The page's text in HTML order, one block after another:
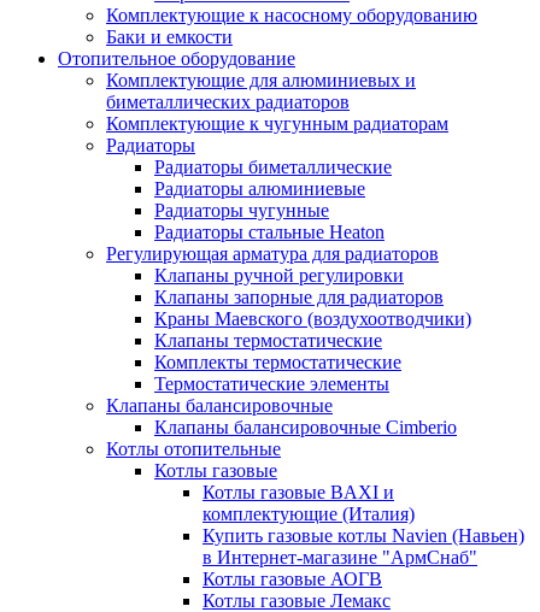
Комплектующие к насосному оборудованию
Баки и емкости
Отопительное оборудование
Комплектующие для алюминиевых и
биметаллических радиаторов
Комплектующие к чугунным радиаторам
Радиаторы
Радиаторы биметаллические
Радиаторы алюминиевые
Радиаторы чугунные
Радиаторы стальные Heaton
Регулирующая арматура для радиаторов
Клапаны ручной регулировки
Клапаны запорные для радиаторов
Краны Маевского (воздухоотводчики)
Клапаны термостатические
Комплекты термостатические
Термостатические элементы
Клапаны балансировочные
Клапаны балансировочные Cimberio
Котлы отопительные
Котлы газовые
Котлы газовые BAXI и
комплектующие (Италия)
Купить газовые котлы Navien (Навьен)
в Интернет-магазине "АрмСнаб"
Котлы газовые АОГВ
Котлы газовые Лемакс